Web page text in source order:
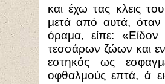
και έχω τας κλεις
μετά από αυτά, όταν
όραμα, είπε:
τεσσάρων ζώων και
εστηκός ως
οφθαλμούς επτά, ά